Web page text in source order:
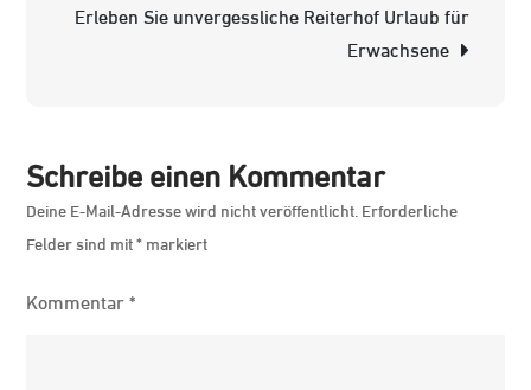
Einstieg
in
Erleben Sie unvergessliche Reiterhof Urlaub für
Erwachsene
Schreibe einen Kommentar
Deine E-Mail-Adresse wird nicht veröffentlicht. Erforderliche
Felder sind mit*markiert
Kommentar*